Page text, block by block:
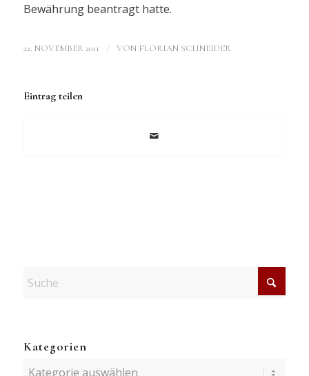
Bewährung beantragt hatte.
22. NOVEMBER 2011 / VON FLORIAN SCHNEIDER
Eintrag teilen
Kategorien
Kategorien